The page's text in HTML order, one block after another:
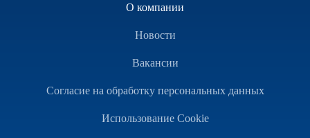
О компании
Новости
Вакансии
Согласие на обработку персональных данных
Использование Cookie